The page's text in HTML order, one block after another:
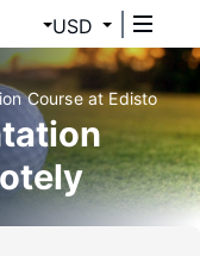
USD
Course at Edisto